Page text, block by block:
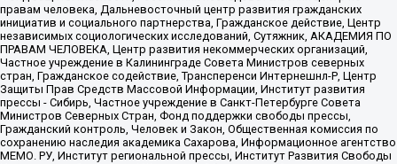
правам человека, Дальневосточный центр развития гражданских
инициатив и социального партнерства, Гражданское действие, Центр
независимых социологических исследований, Сутяжник, АКАДЕМИЯ ПО
ПРАВАМ ЧЕЛОВЕКА, Центр развития некоммерческих организаций,
Частное учреждение в Калининграде Совета Министров северных
стран, Гражданское содействие, Трансперенси Интернешнл-Р, Центр
Защиты Прав Средств Массовой Информации, Институт развития
прессы - Сибирь, Частное учреждение в Санкт-Петербурге Совета
Министров Северных Стран, Фонд поддержки свободы прессы,
Гражданский контроль, Человек и Закон, Общественная комиссия по
сохранению наследия академика Сахарова, Информационное агентство
МЕМО. РУ, Институт региональной прессы, Институт Развития Свободы